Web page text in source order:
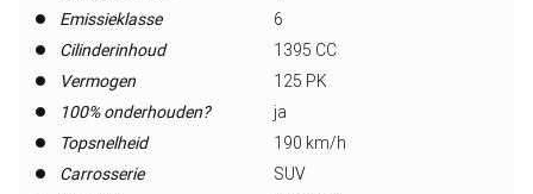
Emissieklasse
6
Cilinderinhoud
1395 CC
Vermogen
125 PK
100% onderhouden?
ja
Topsnelheid
190 km/h
Carrosserie
SUV